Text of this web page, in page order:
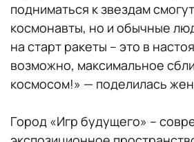
подниматься к звездам
космонавты, но и обычные
на старт ракеты – это в
возможно, максимальное
космосом!» — поделилась
Город «Игр будущего» –